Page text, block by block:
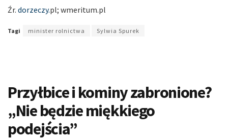
Źr. dorzeczy.pl; wmeritum.pl
Tagi minister rolnictwa Sylwia Spurek
Przyłbice i kominy zabronione?
„Nie będzie miękkiego
podejścia”